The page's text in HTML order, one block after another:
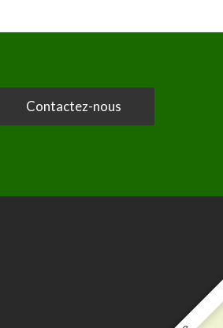
Contactez-nous